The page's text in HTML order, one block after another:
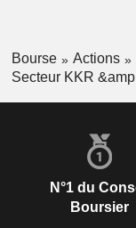
Bourse Actions
Secteur KKR
N°1 du
Boursier